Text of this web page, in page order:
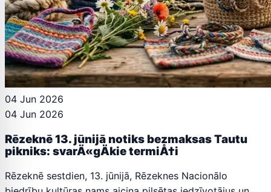
04 Jun 2026
04 Jun 2026
Rēzeknē 13. jūnijā notiks bezmaksas Tautu
pikniks: svarÄ«gÄkie termiÅ†i
Rēzeknē sestdien, 13. jūnijā, Rēzeknes Nacionālo